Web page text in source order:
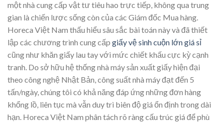
một nhà cung cấp vật tư tiêu hao trực tiếp, không qua trung
gian là chiến lược sống còn của các Giám đốc Mua hàng.
Horeca Việt Nam thấu hiểu sâu sắc bài toán này và đã thiết
lập các chương trình cung cấp giấy vệ sinh cuộn lớn giá sỉ
cũng như khăn giấy lau tay với mức chiết khấu cực kỳ cạnh
tranh. Do sở hữu hệ thống nhà máy sản xuất giấy hiện đại
theo công nghệ Nhật Bản, công suất nhà máy đạt đến 5
tấn/ngày, chúng tôi có khả năng đáp ứng những đơn hàng
khổng lồ, liên tục mà vẫn duy trì biên độ giá ổn định trong dài
hạn. Horeca Việt Nam phân tách rõ ràng cấu trúc giá để phù